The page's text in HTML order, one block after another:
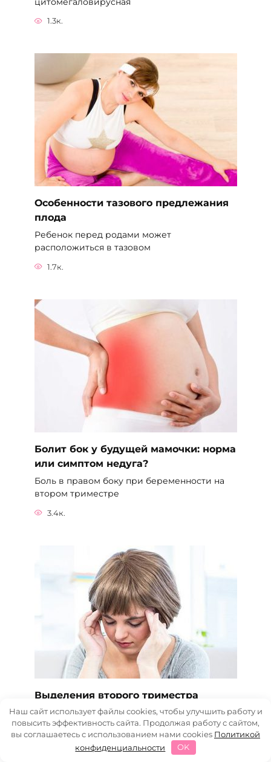
1.3к.
Особенности тазового предлежания
плода
Ребенок перед родами может
расположиться в тазовом
1.7к.
Болит бок у будущей мамочки: норма
или симптом недуга?
Боль в правом боку при беременности на
втором триместре
3.4к.
Выделения второго триместра
Распространенные причины белых или
бежевых выделений
Наш сайт использует файлы cookies, чтобы улучшить работу и
повысить эффективность сайта. Продолжая работу с сайтом,
вы соглашаетесь с использованием нами cookies Политикой
конфиденциальности
OK